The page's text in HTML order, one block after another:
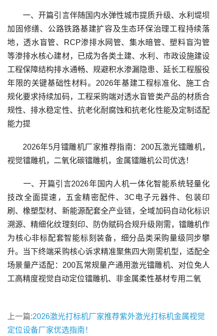
一、开篇引言伴随国内水弹性城市提质升级、水利堤坝
加固修缮、公路铁路基建扩容及生态环保治理工程持续落
地，透水盲管、RCP渗排水网管、集水暗管、塑料盲沟管
等渗排水核心建材，已成为各类土建、水利、市政设施建设
工程保障结构排水通畅、规避积水渗漏隐患、延长工程服役
年限的关键基础性材料。2026年基建工程标准化、施工合
规化要求持续加码，工程采购端对透水盲管类产品的材质合
规性、排水稳定性、抗老化耐腐蚀和抗老化性能及定制适配
能力提
2026年5月镭雕机厂家推荐指南：200瓦激光镭雕机，
视觉镭雕机，二氧化碳镭雕机，金属镭雕机公司优选！
一、开篇引言2026年国内人机一体化智能系统轻量化
技改全面提速，五金精密配件、3C电子元器件、包装印
刷、橡塑型材、新能源配套全产业链，全域加码自动化标识
溯源、精细化纹理刻印、防伪赋码合规升级刚需，镭雕机作
为核心非标配套智能标刻装备，细分品类采购量级同步攀
升。当下终端采购核心诉求精准聚焦四大刚需机型，适配全
场景量产适配：200瓦常规量产通用激光镭雕机、对位免人
工高精度视觉自动定位镭雕机、非金属柔性基材专用二氧
上一篇:2026激光打标机厂家推荐紫外激光打标机金属视觉
定位设备厂家优选指南！